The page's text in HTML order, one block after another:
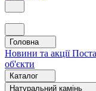
Головна
Новини та акції
об'єкти
Каталог
Натуральний камінь